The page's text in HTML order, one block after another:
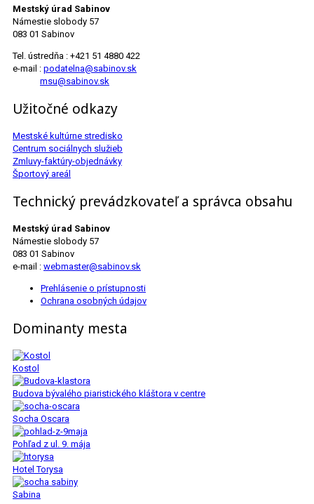
Mestský úrad Sabinov
Námestie slobody 57
083 01 Sabinov
Tel. ústredňa : +421 51 4880 422
e-mail : podatelna@sabinov.sk
msu@sabinov.sk
Užitočné odkazy
Mestské kultúrne stredisko
Centrum sociálnych služieb
Zmluvy-faktúry-objednávky
Športový areál
Technický prevádzkovateľ a správca obsahu
Mestský úrad Sabinov
Námestie slobody 57
083 01 Sabinov
e-mail : webmaster@sabinov.sk
Prehlásenie o prístupnosti
Ochrana osobných údajov
Dominanty mesta
Kostol
Budova bývalého piaristického kláštora v centre
Socha Oscara
Pohľad z ul. 9. mája
Hotel Torysa
Sabina